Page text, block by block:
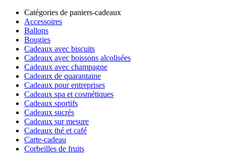
Catégories de paniers-cadeaux
Accessoires
Ballons
Bougies
Cadeaux avec biscuits
Cadeaux avec boissons alcolisées
Cadeaux avec champagne
Cadeaux de quarantaine
Cadeaux pour entreprises
Cadeaux spa et cosmétiques
Cadeaux sportifs
Cadeaux sucrés
Cadeaux sur mesure
Cadeaux thé et café
Carte-cadeau
Corbeilles de fruits